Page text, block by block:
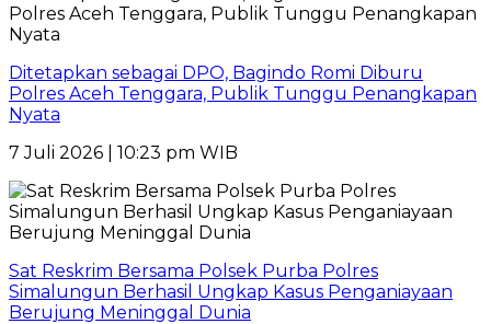
Ditetapkan sebagai DPO, Bagindo Romi Diburu
Polres Aceh Tenggara, Publik Tunggu Penangkapan
Nyata
7 Juli 2026 | 10:23 pm WIB
Sat Reskrim Bersama Polsek Purba Polres
Simalungun Berhasil Ungkap Kasus Penganiayaan
Berujung Meninggal Dunia